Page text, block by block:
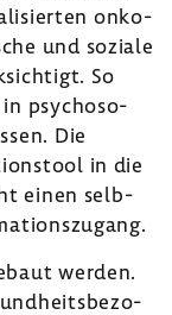
onko­
und soziale
So
in psycho­so­
Die
in die
einen selb­
werden.